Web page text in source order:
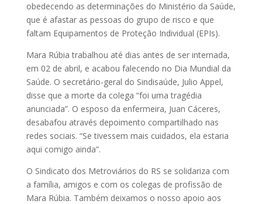
obedecendo as determinações do Ministério da Saúde,
que é afastar as pessoas do grupo de risco e que
faltam Equipamentos de Proteção Individual (EPIs).
Mara Rúbia trabalhou até dias antes de ser internada,
em 02 de abril, e acabou falecendo no Dia Mundial da
Saúde. O secretário-geral do Sindisaúde, Julio Appel,
disse que a morte da colega “foi uma tragédia
anunciada”. O esposo da enfermeira, Juan Cáceres,
desabafou através depoimento compartilhado nas
redes sociais. “Se tivessem mais cuidados, ela estaria
aqui comigo ainda”.
O Sindicato dos Metroviários do RS se solidariza com
a família, amigos e com os colegas de profissão de
Mara Rúbia. Também deixamos o nosso apoio aos